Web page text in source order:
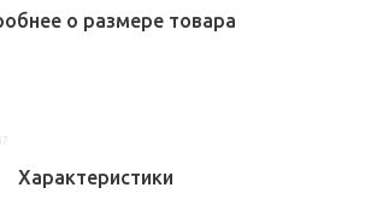
о размере товара
Характеристики